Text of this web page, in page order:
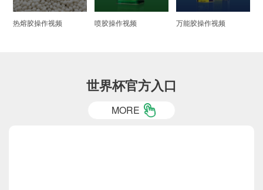
热熔胶操作视频 喷胶操作视频 万能胶操作视频
世界杯官方入口
MORE